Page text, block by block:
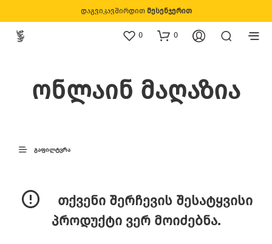
დაგვიკავშირდით მესენჯერით
0 0
ონლაინ მაღაზია
ᲒᲐᲤᲘᲚᲢᲕᲠᲐ
თქვენი შერჩევის შესატყვისი
პროდუქტი ვერ მოიძებნა.